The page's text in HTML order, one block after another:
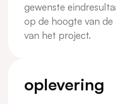
gewenste
op de hoogte van
van het project.
oplevering